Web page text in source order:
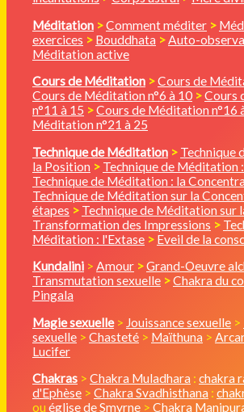
Méditation >Comment méditer >
exercices > Bouddhata >Auto-
Méditation active
Cours de Méditation >Cours de
Cours de Méditation n°6 à 10 >Cours
n°11 à 15 >Cours de Méditation n°16
Méditation n°21 à 25
Technique de Méditation > Technique
la Position > Technique de Méditation
Technique de Méditation : la
Technique de Méditation sur la
étapes > Technique de Méditation sur
Transformation des Impressions >
Méditation : l'Extase > Eveil de la
Kundalini > Amour >Grand-Oeuvre
Transmutation sexuelle >Chakra du
Pingala
Magie sexuelle> Jouissance sexuelle >
sexuelle > Chasteté > Maïthuna >
Lucifer
Chakras > Chakra Muladhara : chakra
d'Ephèse > Chakra Svadhisthana :
ou église de Smyrne > Chakra